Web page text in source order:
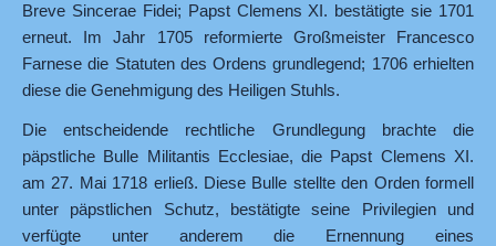
Breve Sincerae Fidei; Papst Clemens XI. bestätigte sie 1701
erneut. Im Jahr 1705 reformierte Großmeister Francesco
Farnese die Statuten des Ordens grundlegend; 1706 erhielten
diese die Genehmigung des Heiligen Stuhls.
Die entscheidende rechtliche Grundlegung brachte die
päpstliche Bulle Militantis Ecclesiae, die Papst Clemens XI.
am 27. Mai 1718 erließ. Diese Bulle stellte den Orden formell
unter päpstlichen Schutz, bestätigte seine Privilegien und
verfügte unter anderem die Ernennung eines